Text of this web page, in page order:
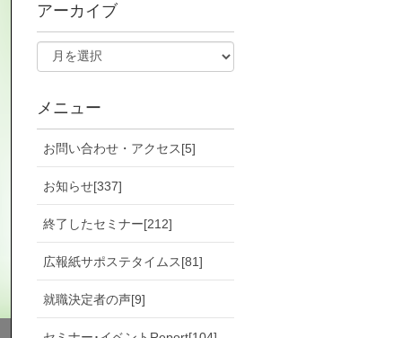
アーカイブ
メニュー
お問い合わせ・アクセス[5]
お知らせ[337]
終了したセミナー[212]
広報紙サポステタイムス[81]
就職決定者の声[9]